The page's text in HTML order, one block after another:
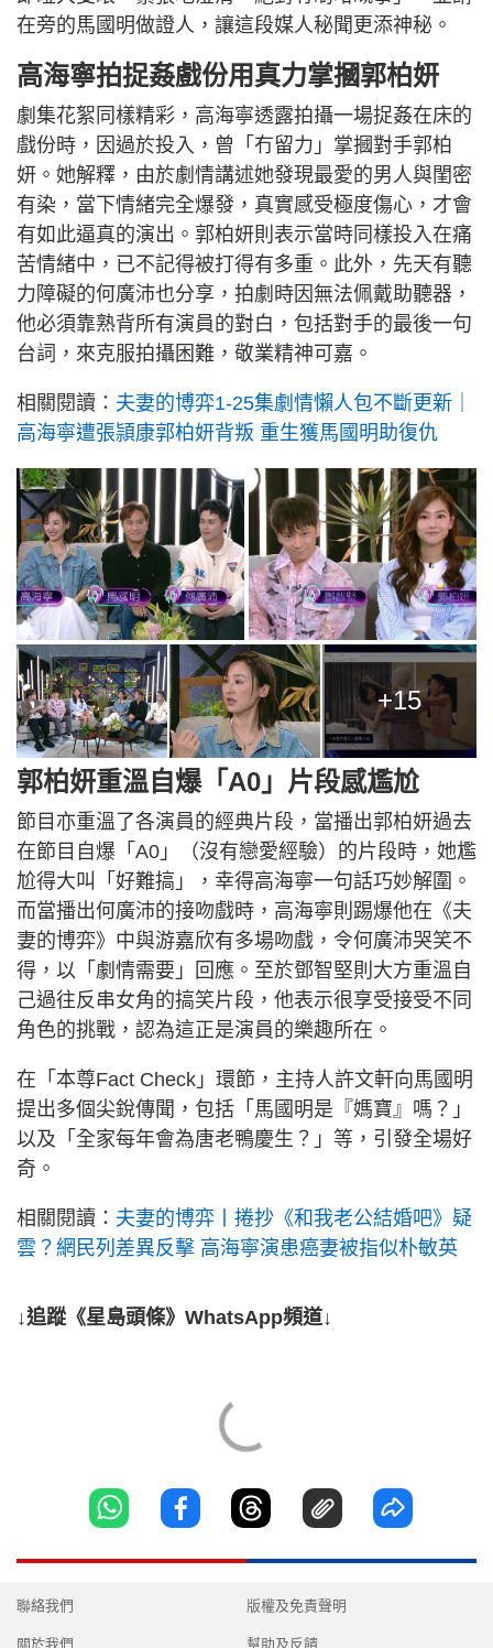
在旁的馬國明做證人，讓這段媒人秘聞更添神秘。
高海寧拍捉姦戲份用真力掌摑郭柏妍
劇集花絮同樣精彩，高海寧透露拍攝一場捉姦在床的
戲份時，因過於投入，曾「冇留力」掌摑對手郭柏
妍。她解釋，由於劇情講述她發現最愛的男人與閨密
有染，當下情緒完全爆發，真實感受極度傷心，才會
有如此逼真的演出。郭柏妍則表示當時同樣投入在痛
苦情緒中，已不記得被打得有多重。此外，先天有聽
力障礙的何廣沛也分享，拍劇時因無法佩戴助聽器，
他必須靠熟背所有演員的對白，包括對手的最後一句
台詞，來克服拍攝困難，敬業精神可嘉。
相關閱讀： 夫妻的博弈1-25集劇情懶人包不斷更新｜
高海寧遭張頴康郭柏妍背叛 重生獲馬國明助復仇
+15
郭柏妍重溫自爆「A0」片段感尷尬
節目亦重溫了各演員的經典片段，當播出郭柏妍過去
在節目自爆「A0」（沒有戀愛經驗）的片段時，她尷
尬得大叫「好難搞」，幸得高海寧一句話巧妙解圍。
而當播出何廣沛的接吻戲時，高海寧則踢爆他在《夫
妻的博弈》中與游嘉欣有多場吻戲，令何廣沛哭笑不
得，以「劇情需要」回應。至於鄧智堅則大方重溫自
己過往反串女角的搞笑片段，他表示很享受接受不同
角色的挑戰，認為這正是演員的樂趣所在。
在「本尊Fact Check」環節，主持人許文軒向馬國明
提出多個尖銳傳聞，包括「馬國明是『媽寶』嗎？」
以及「全家每年會為唐老鴨慶生？」等，引發全場好
奇。
相關閱讀： 夫妻的博弈丨捲抄《和我老公結婚吧》疑
雲？網民列差異反擊 高海寧演患癌妻被指似朴敏英
↓追蹤《星島頭條》WhatsApp頻道↓
聯絡我們
關於我們
版權及免責聲明
幫助及反饋